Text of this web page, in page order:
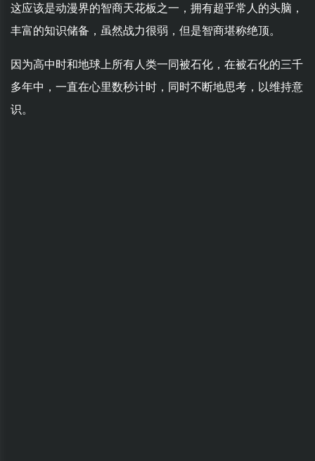
这应该是动漫界的智商天花板之一，拥有超乎常人的头脑，
丰富的知识储备，虽然战力很弱，但是智商堪称绝顶。
因为高中时和地球上所有人类一同被石化，在被石化的三千
多年中，一直在心里数秒计时，同时不断地思考，以维持意
识。